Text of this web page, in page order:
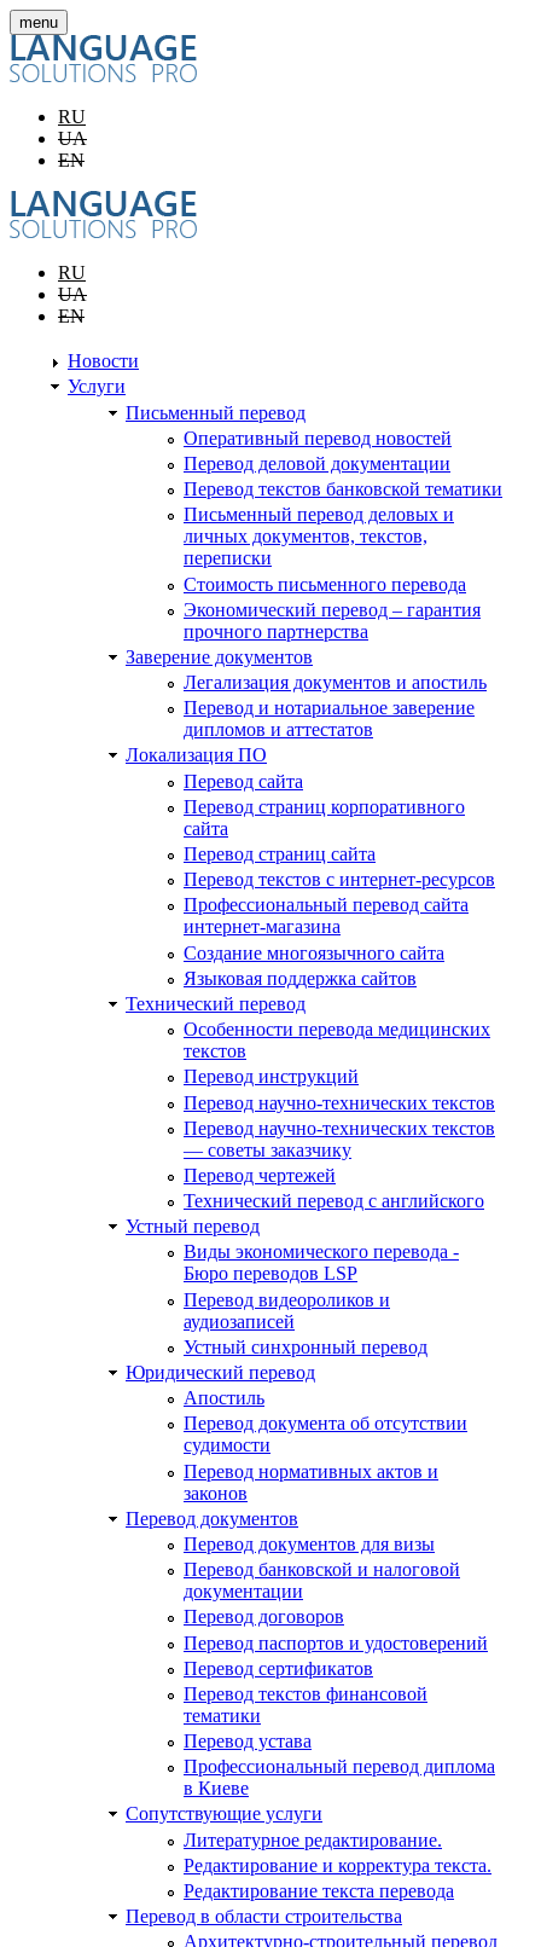
Перейти к основному содержанию
menu
RU
UA
EN
RU
UA
EN
Новости
Услуги
Письменный перевод
Оперативный перевод новостей
Перевод деловой документации
Перевод текстов банковской тематики
Письменный перевод деловых и
личных документов, текстов,
переписки
Стоимость письменного перевода
Экономический перевод – гарантия
прочного партнерства
Заверение документов
Легализация документов и апостиль
Перевод и нотариальное заверение
дипломов и аттестатов
Локализация ПО
Перевод сайта
Перевод страниц корпоративного
сайта
Перевод страниц сайта
Перевод текстов с интернет-ресурсов
Профессиональный перевод сайта
интернет-магазина
Создание многоязычного сайта
Языковая поддержка сайтов
Технический перевод
Особенности перевода медицинских
текстов
Перевод инструкций
Перевод научно-технических текстов
Перевод научно-технических текстов
— советы заказчику
Перевод чертежей
Технический перевод с английского
Устный перевод
Виды экономического перевода -
Бюро переводов LSP
Перевод видеороликов и
аудиозаписей
Устный синхронный перевод
Юридический перевод
Апостиль
Перевод документа об отсутствии
судимости
Перевод нормативных актов и
законов
Перевод документов
Перевод документов для визы
Перевод банковской и налоговой
документации
Перевод договоров
Перевод паспортов и удостоверений
Перевод сертификатов
Перевод текстов финансовой
тематики
Перевод устава
Профессиональный перевод диплома
в Киеве
Сопутствующие услуги
Литературное редактирование.
Редактирование и корректура текста.
Редактирование текста перевода
Перевод в области строительства
Архитектурно-строительный перевод